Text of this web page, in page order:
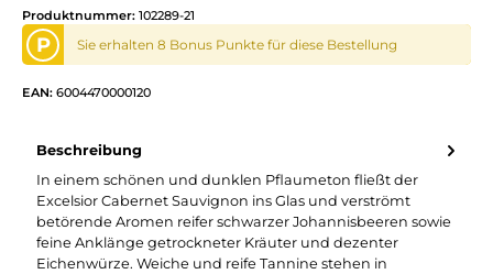
Produktnummer: 102289-21
P Sie erhalten 8 Bonus Punkte für diese Bestellung
EAN: 6004470000120
Beschreibung
In einem schönen und dunklen Pflaumeton fließt der
Excelsior Cabernet Sauvignon ins Glas und verströmt
betörende Aromen reifer schwarzer Johannisbeeren sowie
feine Anklänge getrockneter Kräuter und dezenter
Eichenwürze. Weiche und reife Tannine stehen in